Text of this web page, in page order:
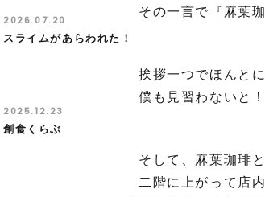
その一言で『麻葉
挨拶一つでほんと
僕も見習わないと！
そして、麻葉珈琲
二階に上がって店
2026.07.20
スライムがあらわれた！
2025.12.23
創食くらぶ